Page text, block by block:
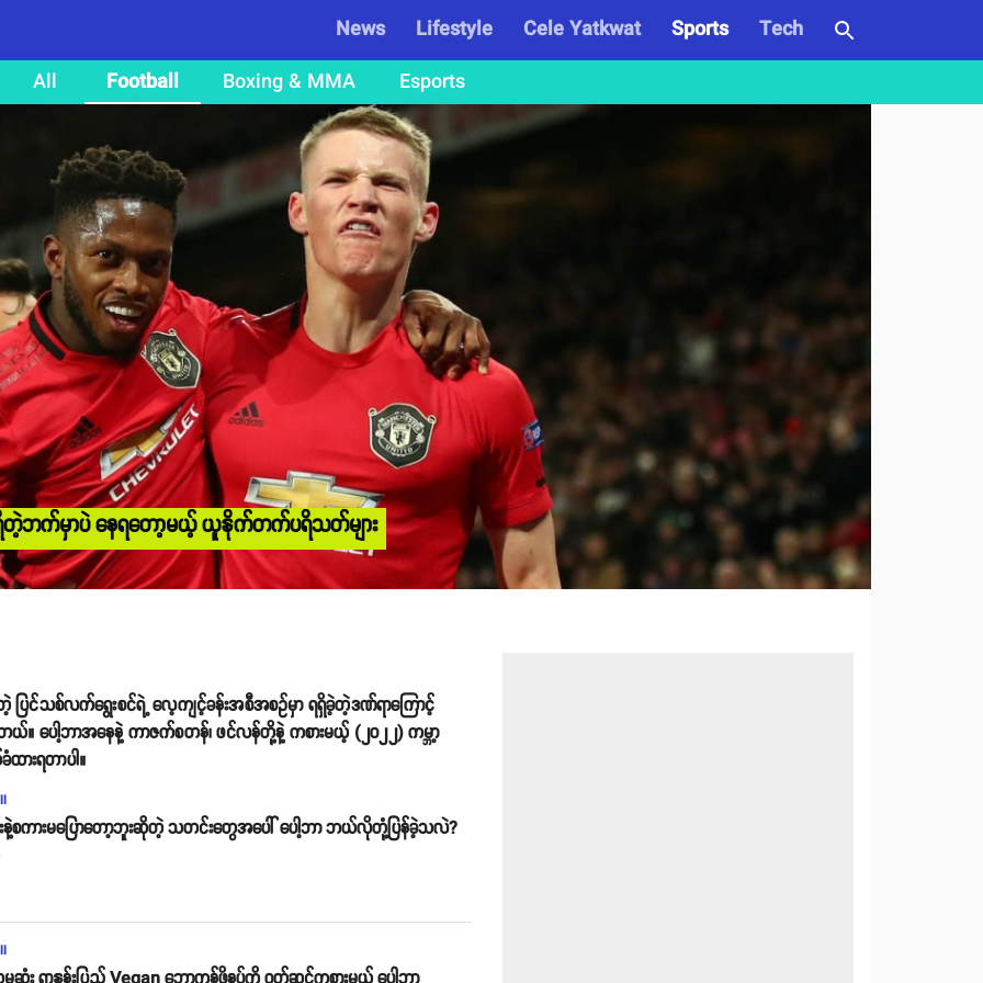
News Lifestyle Cele Yatkwat Sports
Tech
All
Football Boxing & MMA Esports
ရှိတဲ့ဘက်မှာပဲ နေရတော့မယ့် ယူနိုက်တက်ပရိသတ်များ
င်သစ်လက်ရွေးစင်ရဲ့ လေ့ကျင့်ခန်းအစီအစဥ်မှာ ရရှိခဲ့တဲ့ဒဏ်ရာကြောင့်
ပေါ့ဘာအနေနဲ့ ကာဇက်စတန်၊ ဖင်လန်တို့နဲ့ ကစားမယ့် (၂၀၂၂) ကမ္ဘာ့
ားရတာပါ။
နဲ့စကားမပြောတော့ဘူးဆိုတဲ့ သတင်းတွေအပေါ် ပေါ့ဘာ ဘယ်လိုတုံ့ပြန်ခဲ့သလဲ?